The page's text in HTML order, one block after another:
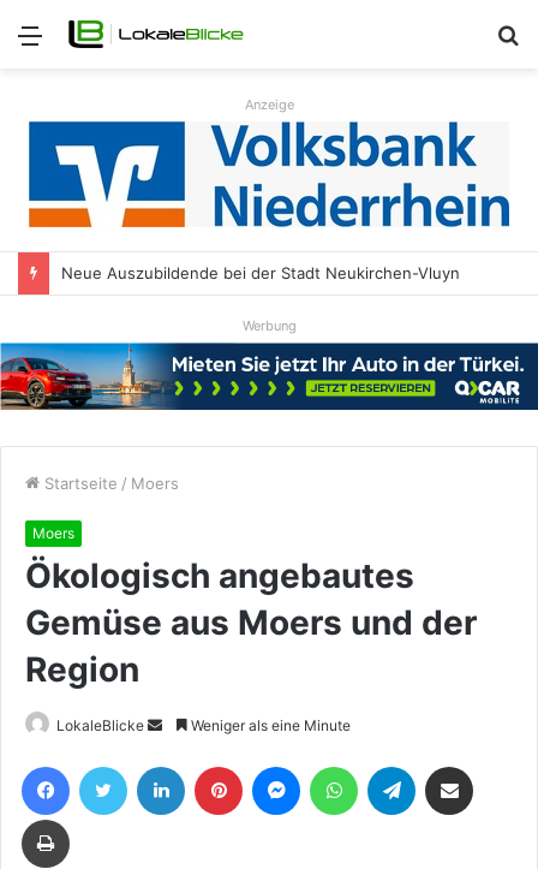
Menü
Anzeige
Neue Auszubildende bei der Stadt Neukirchen-Vluyn
Werbung
Startseite / Moers
Moers
Ökologisch angebautes
Gemüse aus Moers und der
Region
LokaleBlicke
Sende
eine
E-
Weniger als eine Minute
FacebookTwitter LinkedIn Pinterest MessengerWhatsAppTelegram
Drucken